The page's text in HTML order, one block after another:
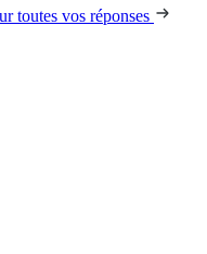
toutes vos réponses